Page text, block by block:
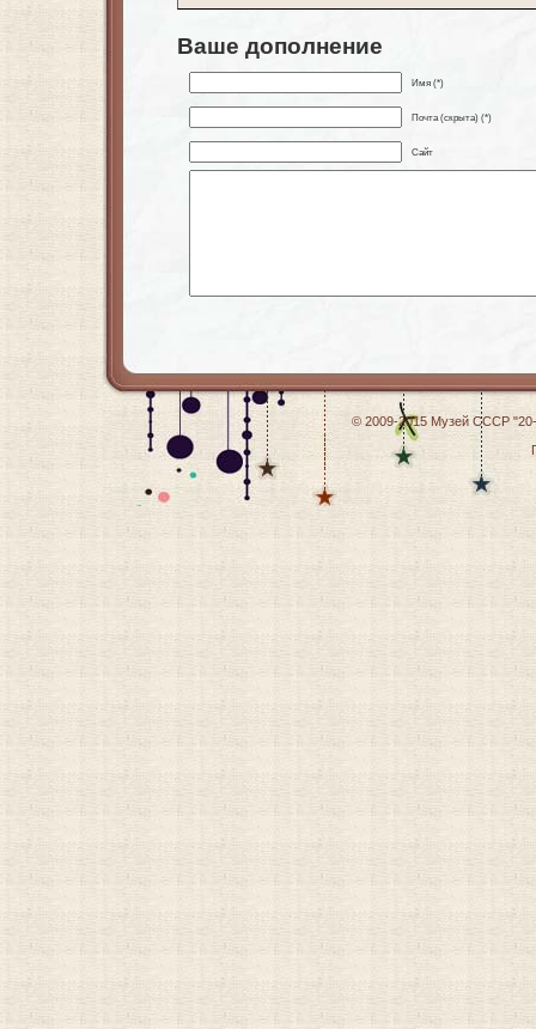
Ваше дополнение
Имя (*)
Почта (скрыта) (*)
Сайт
© 2009-2015 Музей СССР